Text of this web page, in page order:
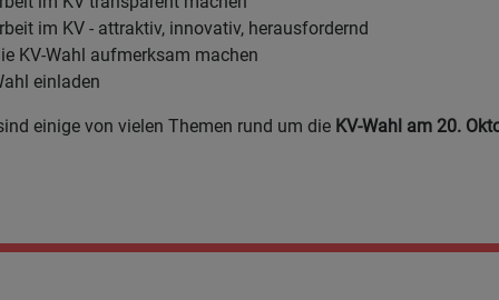
im KV - attraktiv, innovativ, herausfordernd
KV-Wahl aufmerksam machen
einladen
einige von vielen Themen rund um die KV-Wahl am 20.